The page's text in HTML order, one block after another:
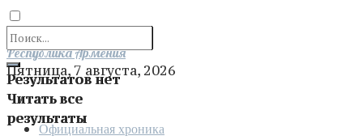
Результатов нет
Читать все
результаты
Отправить
Республика Армения
Пятница, 7 августа, 2026
Официальная хроника